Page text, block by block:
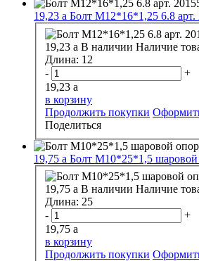
19,23 a Болт М12*16*1,25 6.8 арт.
19,23 a В наличии Наличие
Длина: 12
-
+
19,23 a
в корзину
Продолжить покупки
Поделиться
19,75 a Болт М10*25*1,5 шаровой
19,75 a В наличии Наличие
Длина: 25
-
+
19,75 a
в корзину
Продолжить покупки